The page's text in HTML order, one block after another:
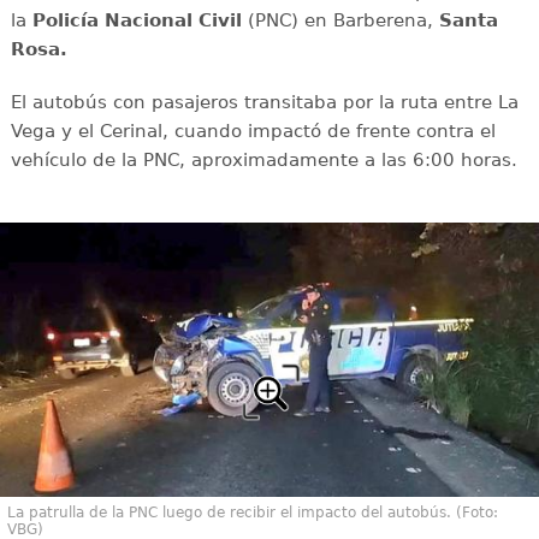
la Policía Nacional Civil (PNC) en Barberena, Santa
Rosa.
El autobús con pasajeros transitaba por la ruta entre La
Vega y el Cerinal, cuando impactó de frente contra el
vehículo de la PNC, aproximadamente a las 6:00 horas.
La patrulla de la PNC luego de recibir el impacto del autobús. (Foto:
VBG)